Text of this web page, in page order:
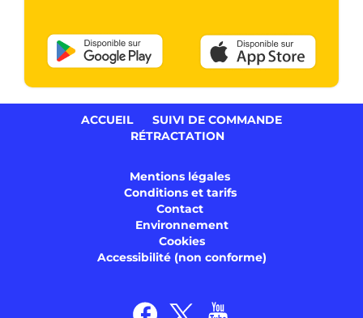
ACCUEIL
SUIVI DE COMMANDE
RÉTRACTATION
Mentions légales
Conditions et tarifs
Contact
Environnement
Cookies
Accessibilité (non conforme)